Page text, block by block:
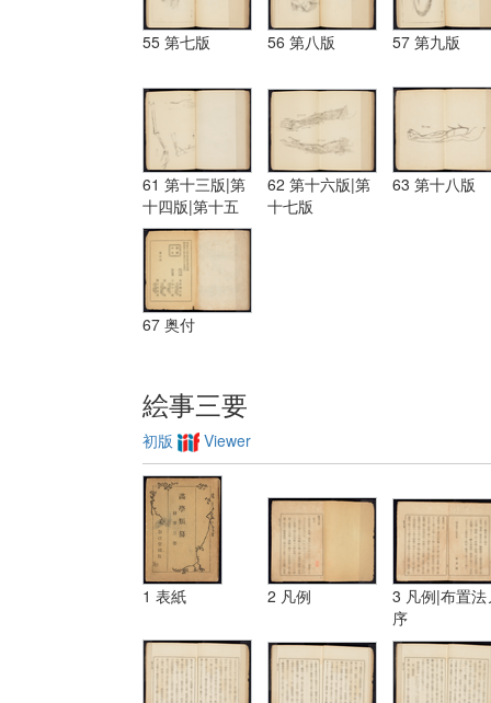
55 第七版 56 第八版 57 第九版
61 第十三版|第
十四版|第十五
版
62 第十六版|第
十七版
63 第十八版
67 奥付
絵事三要
初版 Viewer
1 表紙 2 凡例
3 凡例|布置法
序